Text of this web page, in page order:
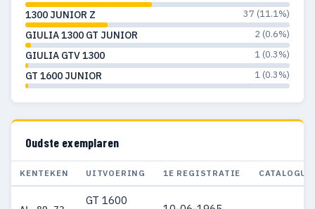
1300 JUNIOR Z 37 (11.1%)
GIULIA 1300 GT JUNIOR 2 (0.6%)
GIULIA GTV 1300 1 (0.3%)
GT 1600 JUNIOR 1 (0.3%)
Oudste exemplaren
KENTEKEN UITVOERING 1E REGISTRATIE
GT 1600